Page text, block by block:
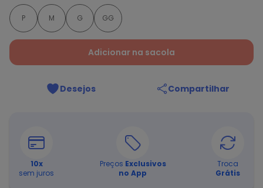
P M G GG
Adicionar na sacola
Desejos Compartilhar
10x
sem juros
Preços Exclusivos
no App
Troca
Grátis